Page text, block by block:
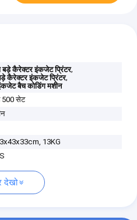
बड़े कैरेक्टर इंकजेट प्रिंटर,
कैरेक्टर इंकजेट प्रिंटर,
बैच कोडिंग मशीन
500 सेट
13KG
देखो